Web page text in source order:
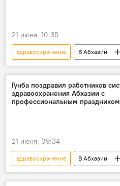
21 июня, 10:35
здравоохранение В Абхазии
Абхазия
Гунба поздравил работников
здравоохранения Абхазии с
профессиональным праздником
21 июня, 09:34
здравоохранение В Абхазии
Абхазия
Бадра Гунба